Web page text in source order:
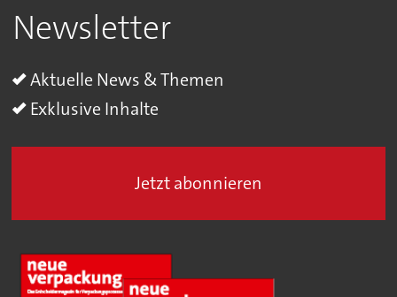
Newsletter
Aktuelle News & Themen
Exklusive Inhalte
Jetzt abonnieren